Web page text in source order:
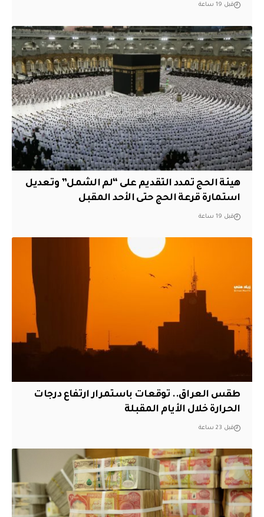
قبل 19 ساعة
هيئة الحج تمدد التقديم على “لم الشمل” وتعديل
استمارة قرعة الحج حتى الأحد المقبل
قبل 19 ساعة
طقس العراق.. توقعات باستمرار ارتفاع درجات
الحرارة خلال الأيام المقبلة
قبل 23 ساعة